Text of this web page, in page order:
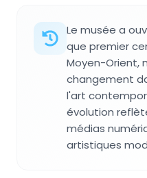
Le musée a
que premier
Moyen-Orient,
changement
l'art
évolution
médias
artistiques